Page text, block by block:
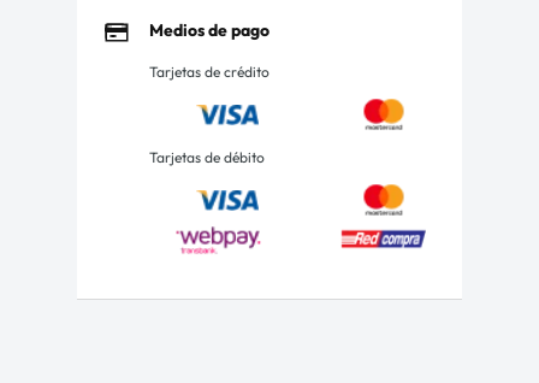
Medios de pago
Tarjetas de crédito
Tarjetas de débito